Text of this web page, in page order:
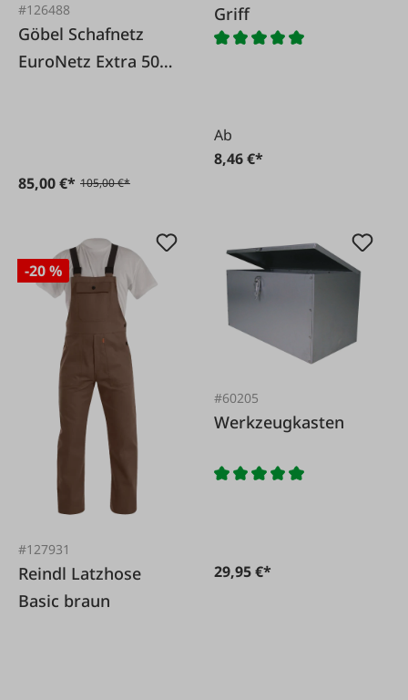
#126488
Göbel Schafnetz
EuroNetz Extra 50m
85,00 €* 105,00 €*
Griff
Ab
8,46 €*
-20 %
#127931
Reindl Latzhose
Basic braun
#60205
Werkzeugkasten
29,95 €*